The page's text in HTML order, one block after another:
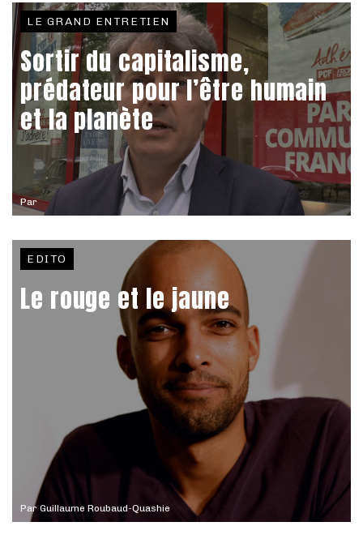
Par
LE GRAND ENTRETIEN
Sortir du capitalisme,
prédateur pour l’être humain
et la planète
Par Guillaume Roubaud-Quashie
EDITO
Le rouge et le jaune